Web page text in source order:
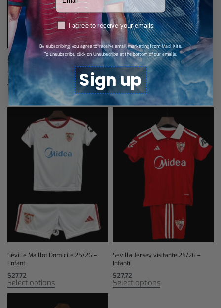
Séville Jersey visitante 25/26
$ 28,88
Select options
Productos relacionados
Séville Maillot Domicile 25/26 –
Enfant
$27,72
Select options
Sevilla Jersey visitante 25/26 –
Infantil
$27,72
Select options
RGPDI agree to receive your emails
By subscribing, you agree to receive email marketing from Maxi Kits.
To unsubscribe, click on Unsubscribe at the bottom of our emails.
Sign up